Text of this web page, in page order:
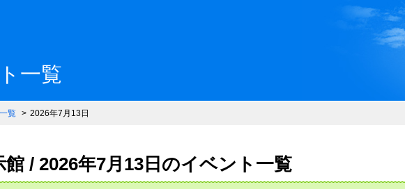
法人石川県県民ふれあい公社 いしか
一覧
覧 2026年7月13日
館 / 2026年7月13日のイベント一覧